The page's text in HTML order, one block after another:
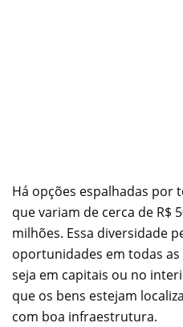
Há opções espalhadas por
que variam de cerca de R$
milhões. Essa diversidade
oportunidades em todas
seja em capitais ou no
que os bens estejam
com boa infraestrutura.